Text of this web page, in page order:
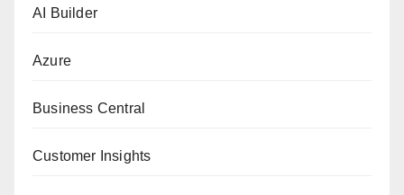
AI Builder
Azure
Business Central
Customer Insights